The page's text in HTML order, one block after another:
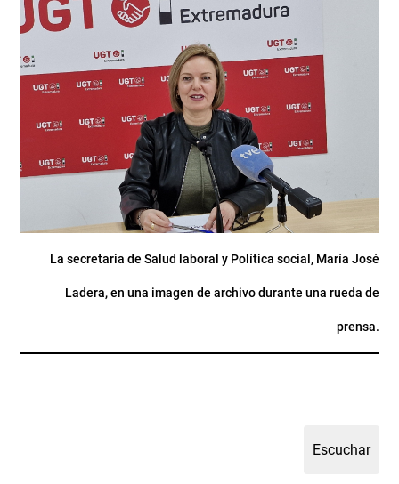
La secretaria de Salud laboral y Política social, María José
Ladera, en una imagen de archivo durante una rueda de
prensa.